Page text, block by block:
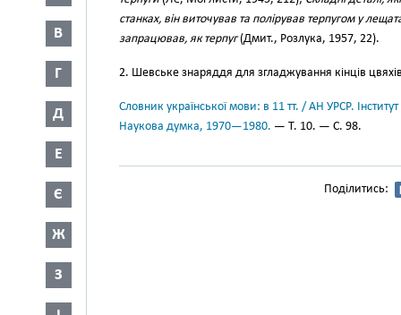
В
Г
Д
Е
Є
Ж
З
станках, він виточував та полірував терпугом у
запрацював, як терпуг(Дмит., Розлука, 1957, 22).
2. Шевське знаряддя для згладжування кінців
Словник української мови: в 11 тт. / АН УРСР.
Наукова думка, 1970—1980. — Т. 10. — С. 98.
Поділитись: